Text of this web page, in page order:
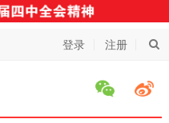
登录 注册